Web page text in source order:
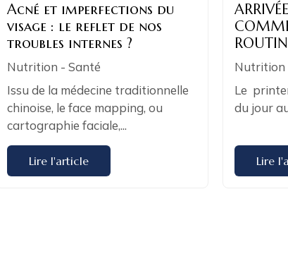
Acné et imperfections du
visage : le reflet de nos
troubles internes ?
Nutrition - Santé
Issu de la médecine traditionnelle
chinoise, le face mapping, ou
cartographie faciale,...
Lire l'article
Nutrition
Le
du jour
Lire